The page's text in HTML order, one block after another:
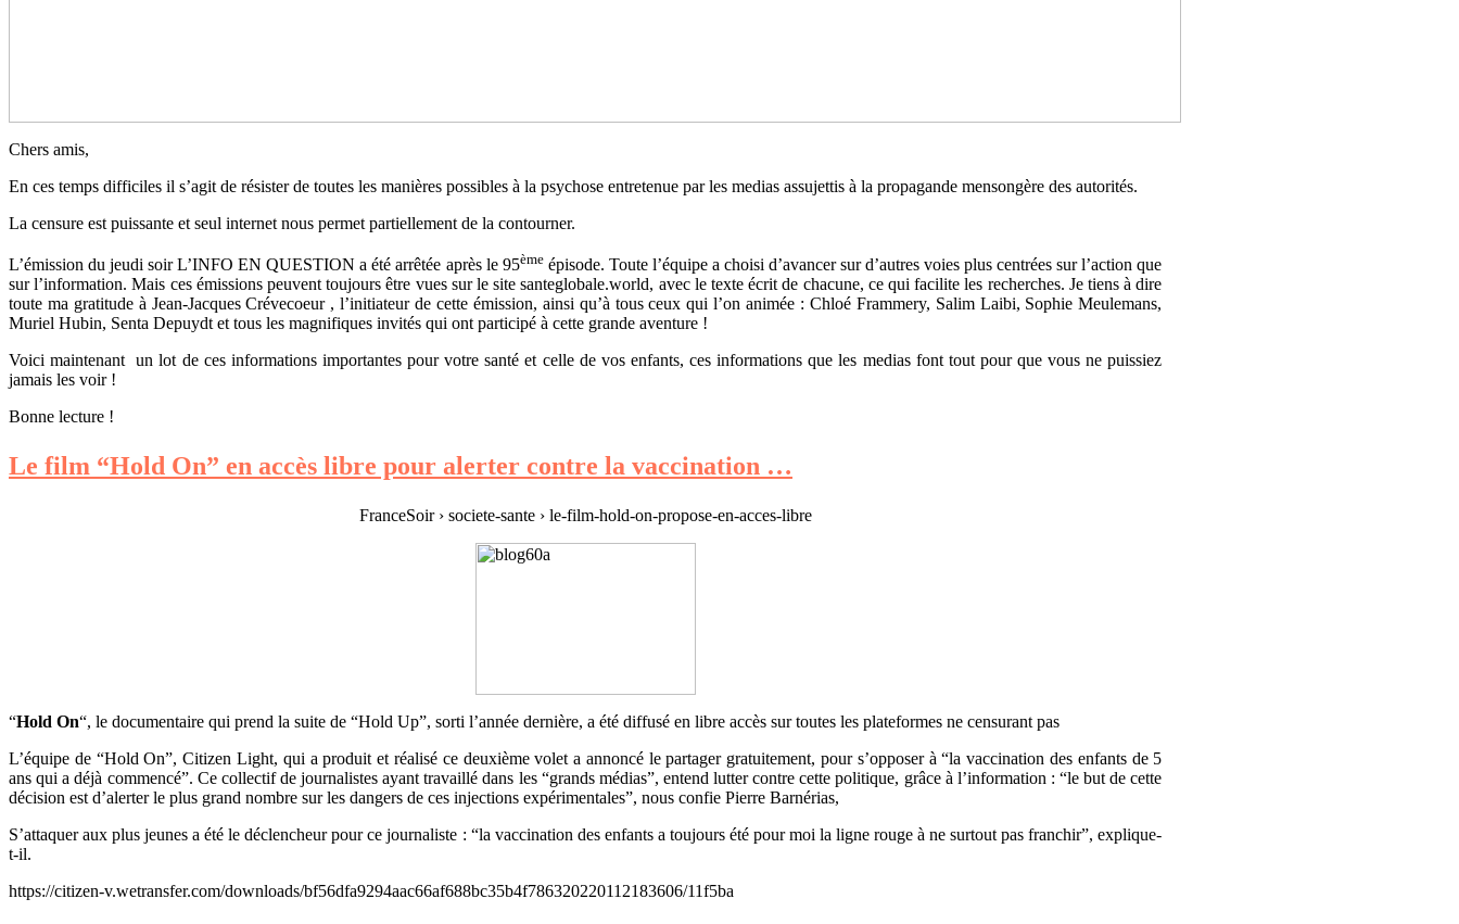
Chers amis,
En ces temps difficiles il s’agit de résister de toutes les manières possibles à la psychose entretenue par les medias assujettis à la propagande mensongère des autorités.
La censure est puissante et seul internet nous permet partiellement de la contourner.
L’émission du jeudi soir L’INFO EN QUESTION a été arrêtée après le 95èmeépisode. Toute l’équipe a choisi d’avancer sur d’autres voies plus centrées sur l’action que
sur l’information. Mais ces émissions peuvent toujours être vues sur le site santeglobale.world, avec le texte écrit de chacune, ce qui facilite les recherches. Je tiens à dire
toute ma gratitude à Jean-Jacques Crévecoeur , l’initiateur de cette émission, ainsi qu’à tous ceux qui l’on animée : Chloé Frammery, Salim Laibi, Sophie Meulemans,
Muriel Hubin, Senta Depuydt et tous les magnifiques invités qui ont participé à cette grande aventure !
Voici maintenant un lot de ces informations importantes pour votre santé et celle de vos enfants, ces informations que les medias font tout pour que vous ne puissiez
jamais les voir !
Bonne lecture !
Le film “Hold On” en accès libre pour alerter contre la vaccination …
FranceSoir › societe-sante › le-film-hold-on-propose-en-acces-libre
“Hold On“, le documentaire qui prend la suite de “Hold Up”, sorti l’année dernière, a été diffusé en libre accès sur toutes les plateformes ne censurant pas
L’équipe de “Hold On”, Citizen Light, qui a produit et réalisé ce deuxième volet a annoncé le partager gratuitement, pour s’opposer à “la vaccination des enfants de 5
ans qui a déjà commencé”. Ce collectif de journalistes ayant travaillé dans les “grands médias”, entend lutter contre cette politique, grâce à l’information : “le but de cette
décision est d’alerter le plus grand nombre sur les dangers de ces injections expérimentales”, nous confie Pierre Barnérias,
S’attaquer aux plus jeunes a été le déclencheur pour ce journaliste : “la vaccination des enfants a toujours été pour moi la ligne rouge à ne surtout pas franchir”, explique-
t-il.
https://citizen-v.wetransfer.com/downloads/bf56dfa9294aac66af688bc35b4f786320220112183606/11f5ba